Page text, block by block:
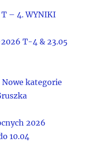
– 4. WYNIKI
T-4 & 23.05
kategorie
2026
10.04